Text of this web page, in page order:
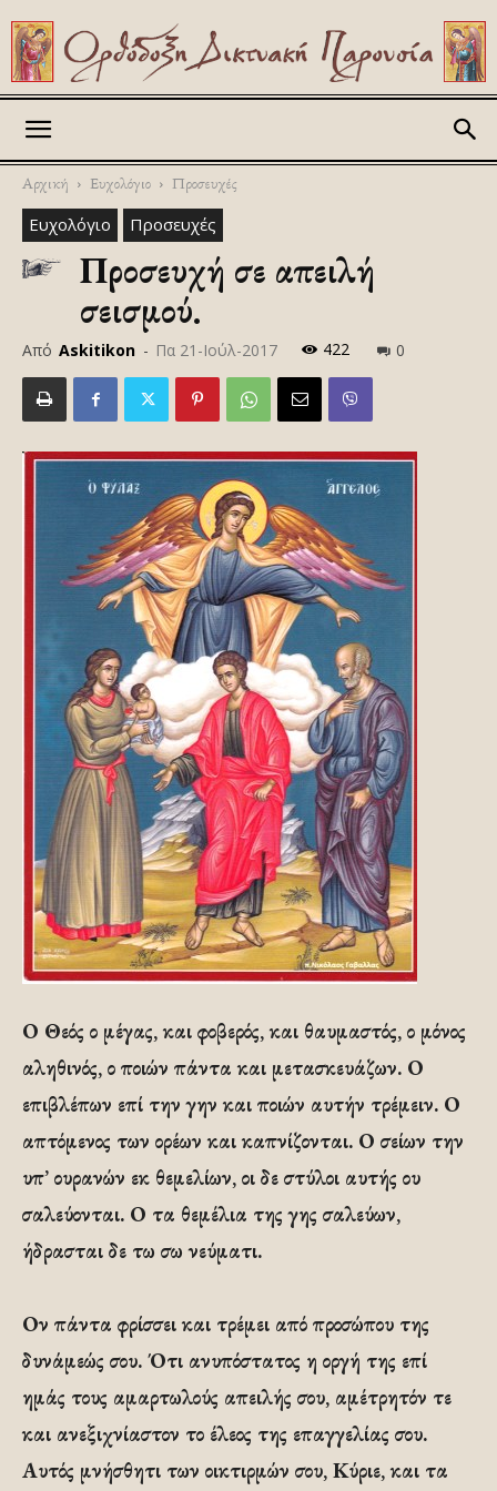
Αρχική Ευχολόγιο Προσευχές
Ευχολόγιο Προσευχές
Προσευχή σε απειλή
σεισμού.
Από Askitikon - Πα 21-Ιούλ-2017 422 0
Ο Θεός ο μέγας, και φοβερός, και θαυμαστός, ο μόνος
αληθινός, ο ποιών πάντα και μετασκευάζων. Ο
επιβλέπων επί την γην και ποιών αυτήν τρέμειν. Ο
απτόμενος των ορέων και καπνίζονται. Ο σείων την
υπ’ ουρανών εκ θεμελίων, οι δε στύλοι αυτής ου
σαλεύονται. Ο τα θεμέλια της γης σαλεύων,
ήδρασται δε τω σω νεύματι.
Ον πάντα φρίσσει και τρέμει από προσώπου της
δυνάμεώς σου. Ότι ανυπόστατος η οργή της επί
ημάς τους αμαρτωλούς απειλής σου, αμέτρητόν τε
και ανεξιχνίαστον το έλεος της επαγγελίας σου.
Αυτός μνήσθητι των οικτιρμών σου, Κύριε, και τα